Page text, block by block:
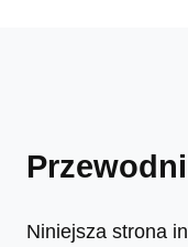
Niniejsza strona